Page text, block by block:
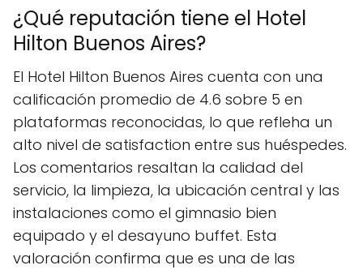
¿Qué reputación tiene el Hotel
Hilton Buenos Aires?
El Hotel Hilton Buenos Aires cuenta con una
calificación promedio de 4.6 sobre 5 en
plataformas reconocidas, lo que refleha un
alto nivel de satisfaction entre sus huéspedes.
Los comentarios resaltan la calidad del
servicio, la limpieza, la ubicación central y las
instalaciones como el gimnasio bien
equipado y el desayuno buffet. Esta
valoración confirma que es una de las